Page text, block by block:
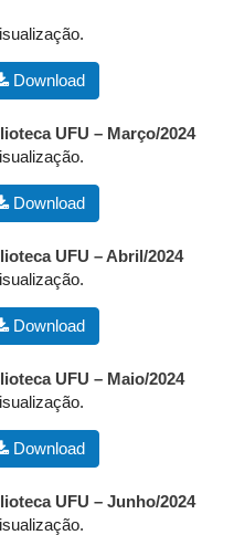
Download
UFU – Março/2024
Download
UFU – Abril/2024
Download
UFU – Maio/2024
Download
UFU – Junho/2024